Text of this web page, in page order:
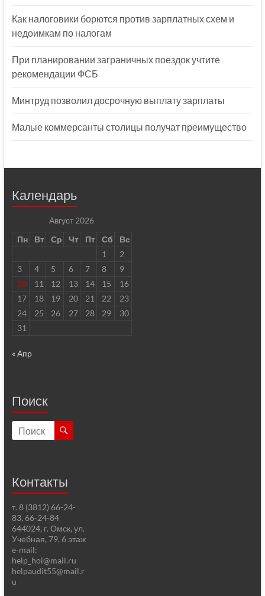
Как налоговики борются против зарплатных схем и
недоимкам по налогам
При планировании заграничных поездок учтите
рекомендации ФСБ
Минтруд позволил досрочную выплату зарплаты
Малые коммерсанты столицы получат преимущество
Календарь
Август 2026
Пн
Вт Ср Чт Пт Сб
Вс
1
2
3
4 5 6 7 8
9
10
11 12 13 14 15
16
17
18 19 20 21 22
23
24
25 26 27 28 29
30
31
« Апр
Поиск
Контакты
т. 8 (3812) 66-24-
83, 66-24-84
644024, г. Омск, ул.
Учебная, 79, 6 этаж
e-mail:
help_hoi@mail.ru
helpaudit55@mail.r
u